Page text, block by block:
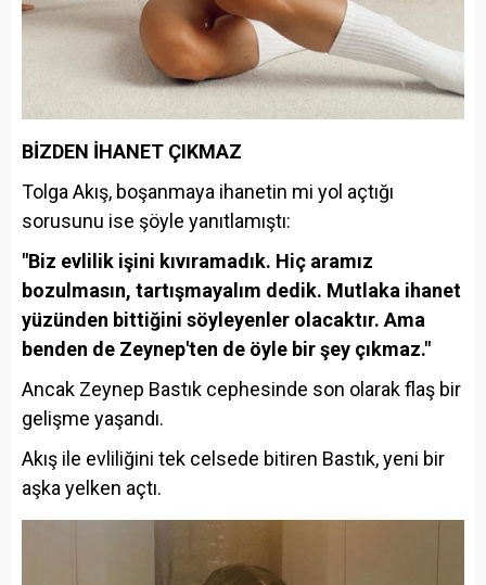
BİZDEN İHANET ÇIKMAZ
Tolga Akış, boşanmaya ihanetin mi yol açtığı
sorusunu ise şöyle yanıtlamıştı:
"Biz evlilik işini kıvıramadık. Hiç aramız
bozulmasın, tartışmayalım dedik. Mutlaka ihanet
yüzünden bittiğini söyleyenler olacaktır. Ama
benden de Zeynep'ten de öyle bir şey çıkmaz."
Ancak Zeynep Bastık cephesinde son olarak flaş bir
gelişme yaşandı.
Akış ile evliliğini tek celsede bitiren Bastık, yeni bir
aşka yelken açtı.